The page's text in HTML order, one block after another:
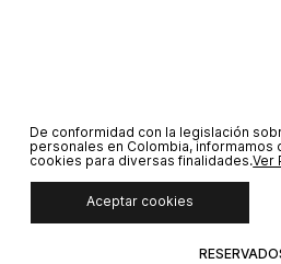
De conformidad con la legislación
personales en Colombia, informamos
cookies para diversas finalidades.Ver
Aceptar cookies